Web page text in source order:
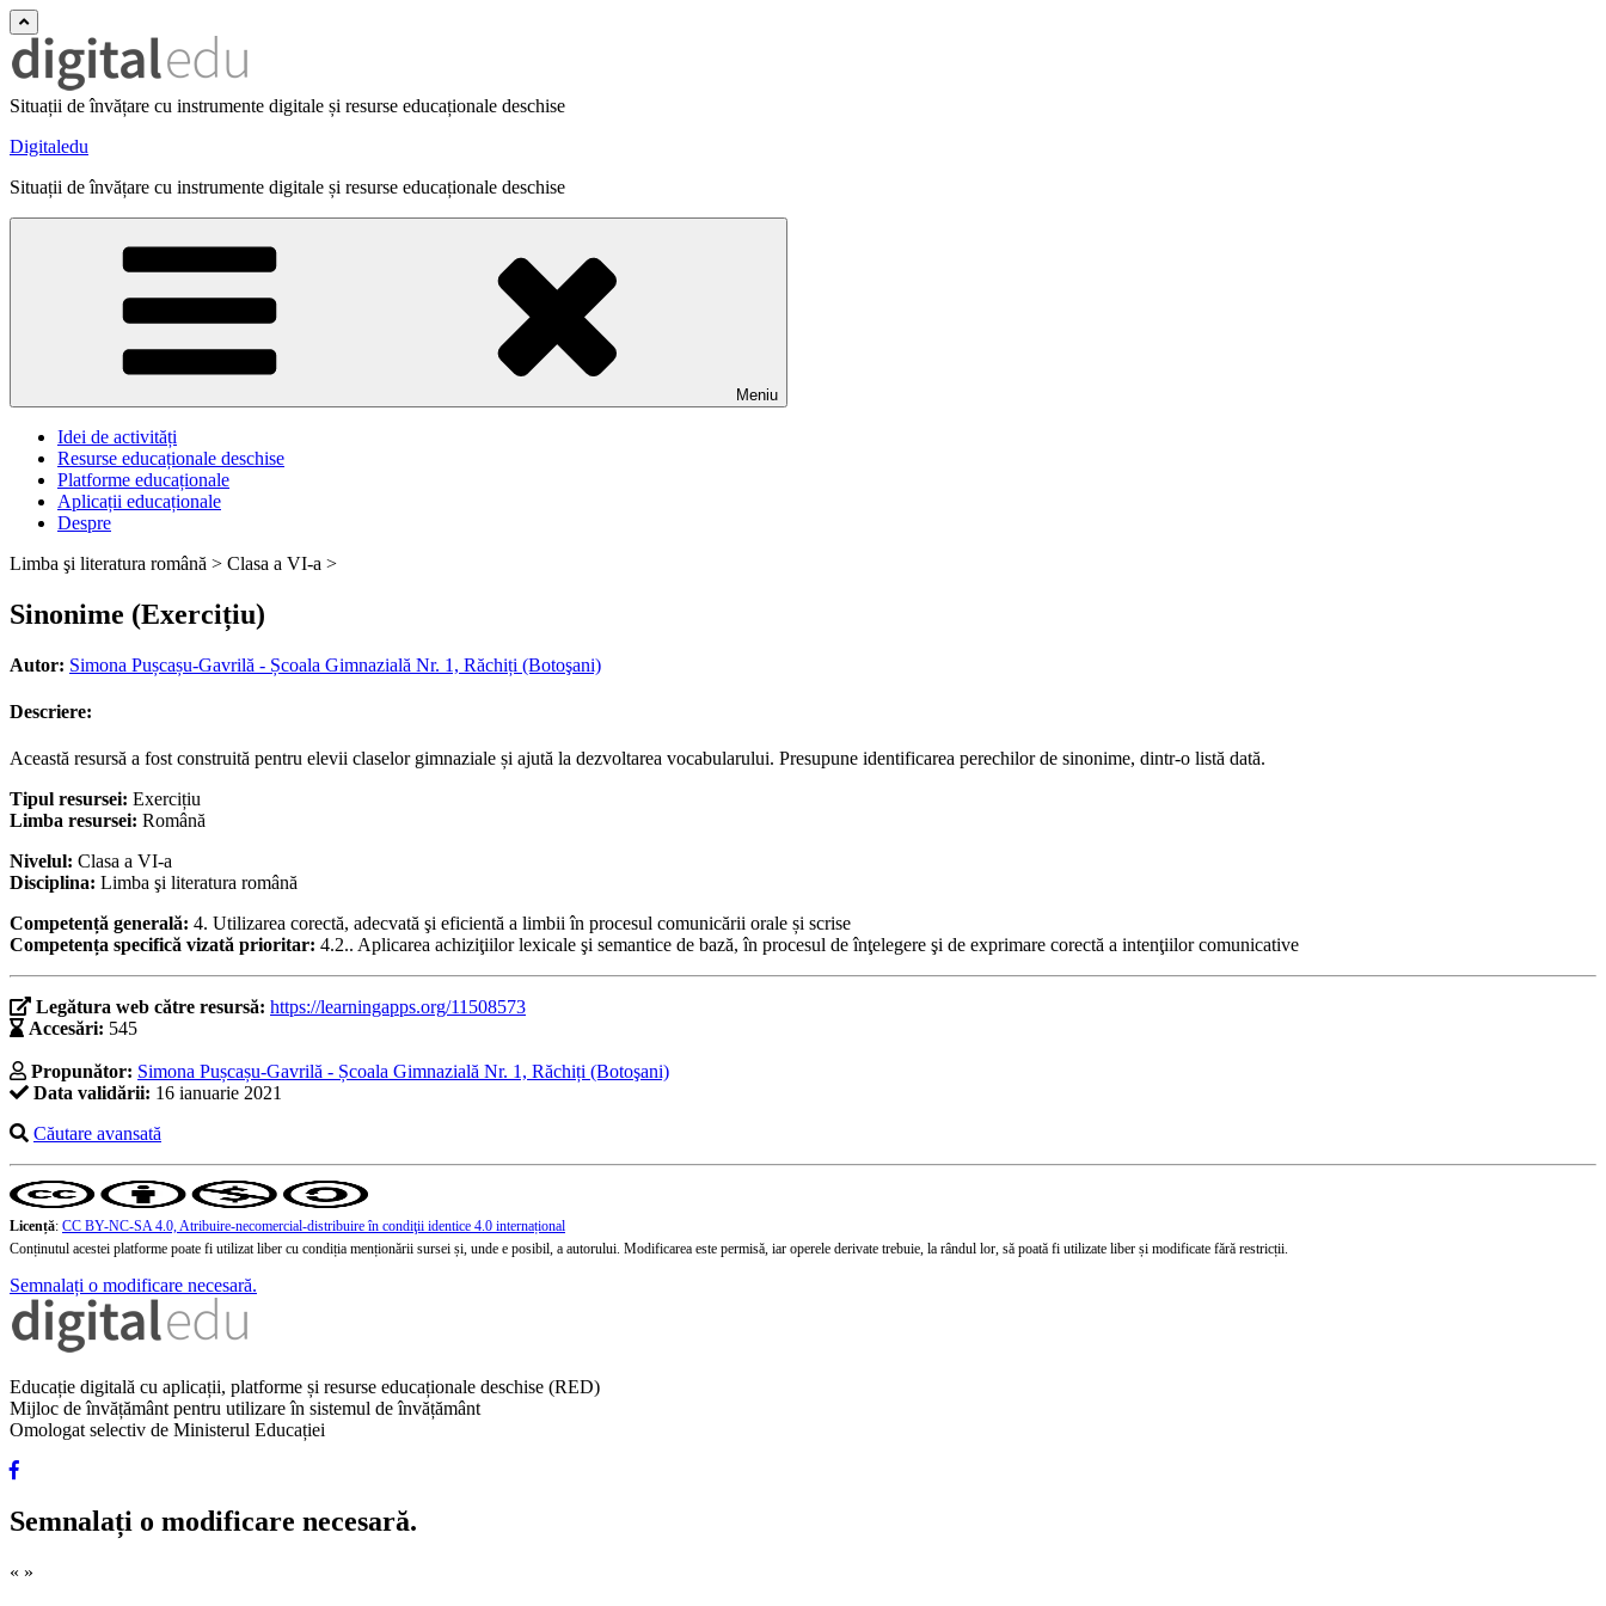
Situații de învățare cu instrumente digitale și resurse educaționale deschise
Digitaledu
Situații de învățare cu instrumente digitale și resurse educaționale deschise
Meniu
Idei de activități
Resurse educaționale deschise
Platforme educaționale
Aplicații educaționale
Despre
Limba şi literatura română > Clasa a VI-a >
Sinonime (Exercițiu)
Autor: Simona Pușcașu-Gavrilă - Școala Gimnazială Nr. 1, Răchiți (Botoşani)
Descriere:
Această resursă a fost construită pentru elevii claselor gimnaziale și ajută la dezvoltarea vocabularului. Presupune identificarea perechilor de sinonime, dintr-o listă dată.
Tipul resursei: Exercițiu
Limba resursei: Română
Nivelul: Clasa a VI-a
Disciplina: Limba şi literatura română
Competență generală: 4. Utilizarea corectă, adecvată şi eficientă a limbii în procesul comunicării orale și scrise
Competența specifică vizată prioritar: 4.2.. Aplicarea achiziţiilor lexicale şi semantice de bază, în procesul de înţelegere şi de exprimare corectă a intenţiilor comunicative
Legătura web către resursă: https://learningapps.org/11508573
Accesări: 545
Propunător: Simona Pușcașu-Gavrilă - Școala Gimnazială Nr. 1, Răchiți (Botoşani)
Data validării: 16 ianuarie 2021
Căutare avansată
Licență: CC BY-NC-SA 4.0, Atribuire-necomercial-distribuire în condiţii identice 4.0 internațional
Conținutul acestei platforme poate fi utilizat liber cu condiția menționării sursei și, unde e posibil, a autorului. Modificarea este permisă, iar operele derivate trebuie, la rândul lor, să poată fi utilizate liber și modificate fără restricții.
Semnalați o modificare necesară.
Educație digitală cu aplicații, platforme și resurse educaționale deschise (RED)
Mijloc de învățământ pentru utilizare în sistemul de învățământ
Omologat selectiv de Ministerul Educației
Semnalați o modificare necesară.
« »